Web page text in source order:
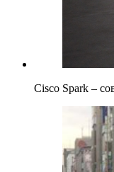
Cisco Spark –